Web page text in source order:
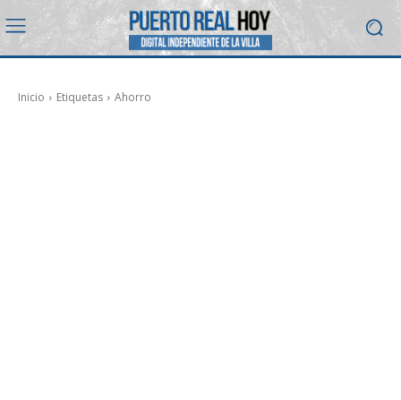
Inicio Etiquetas Ahorro